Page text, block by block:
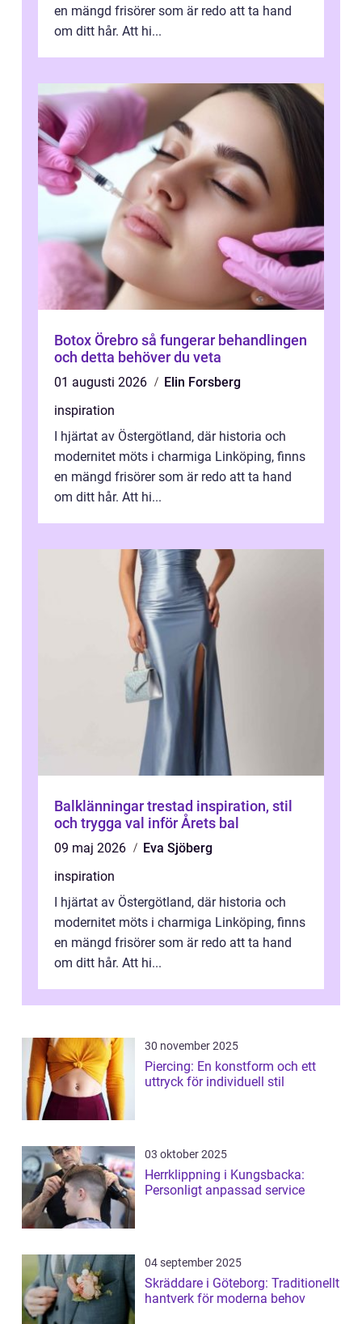
en mängd frisörer som är redo att ta hand
om ditt hår. Att hi...
Botox Örebro så fungerar behandlingen
och detta behöver du veta
01 augusti 2026
Elin Forsberg
inspiration
I hjärtat av Östergötland, där historia och
modernitet möts i charmiga Linköping, finns
en mängd frisörer som är redo att ta hand
om ditt hår. Att hi...
Balklänningar trestad inspiration, stil
och trygga val inför Årets bal
09 maj 2026
Eva Sjöberg
inspiration
I hjärtat av Östergötland, där historia och
modernitet möts i charmiga Linköping, finns
en mängd frisörer som är redo att ta hand
om ditt hår. Att hi...
30 november 2025
Piercing: En konstform och ett
uttryck för individuell stil
03 oktober 2025
Herrklippning i Kungsbacka:
Personligt anpassad service
04 september 2025
Skräddare i Göteborg: Traditionellt
hantverk för moderna behov